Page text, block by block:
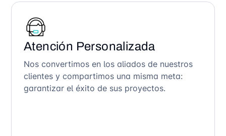
Atención Personalizada
Nos convertimos en los aliados de nuestros
clientes y compartimos una misma meta:
garantizar el éxito de sus proyectos.